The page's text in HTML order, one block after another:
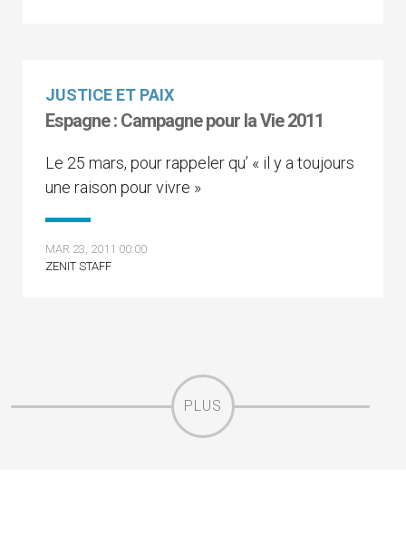
JUSTICE ET PAIX
Espagne : Campagne pour la Vie 2011
Le 25 mars, pour rappeler qu’ « il y a toujours
une raison pour vivre »
MAR 23, 2011 00:00
ZENIT STAFF
PLUS